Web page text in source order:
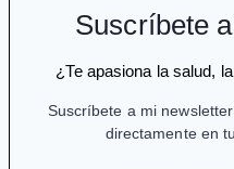
de
la
nada
Suscríbete
¿Te apasiona la salud,
Suscríbete a mi
directamente en